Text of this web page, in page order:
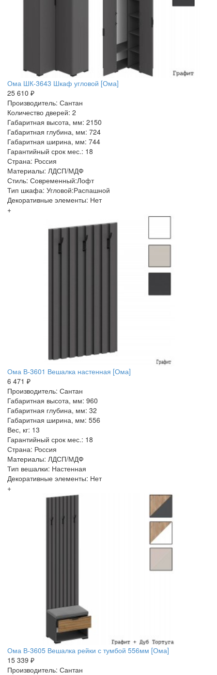
Ома ШК-3643 Шкаф угловой [Ома]
25 610 ₽
Производитель: Сантан
Количество дверей: 2
Габаритная высота, мм: 2150
Габаритная глубина, мм: 724
Габаритная ширина, мм: 744
Гарантийный срок мес.: 18
Страна: Россия
Материалы: ЛДСП/МДФ
Стиль: Современный:Лофт
Тип шкафа: Угловой:Распашной
Декоративные элементы: Нет
+
Ома В-3601 Вешалка настенная [Ома]
6 471 ₽
Производитель: Сантан
Габаритная высота, мм: 960
Габаритная глубина, мм: 32
Габаритная ширина, мм: 556
Вес, кг: 13
Гарантийный срок мес.: 18
Страна: Россия
Материалы: ЛДСП/МДФ
Тип вешалки: Настенная
Декоративные элементы: Нет
+
Ома В-3605 Вешалка рейки с тумбой 556мм [Ома]
15 339 ₽
Производитель: Сантан